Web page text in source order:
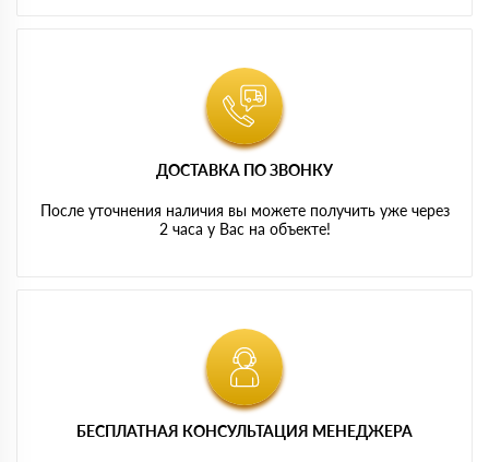
ДОСТАВКА ПО ЗВОНКУ
После уточнения наличия вы можете получить уже через
2 часа у Вас на объекте!
БЕСПЛАТНАЯ КОНСУЛЬТАЦИЯ МЕНЕДЖЕРА